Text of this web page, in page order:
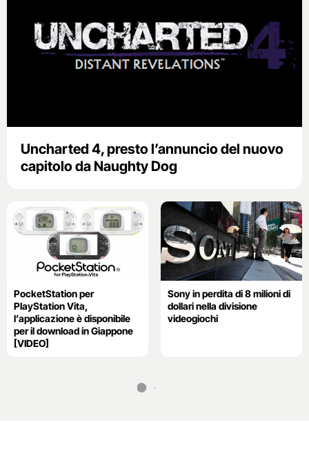
Uncharted 4, presto l’annuncio del nuovo
capitolo da Naughty Dog
PocketStation per
PlayStation Vita,
l’applicazione è disponibile
per il download in Giappone
[VIDEO]
Sony in perdita di 8 milioni di
dollari nella divisione
videogiochi